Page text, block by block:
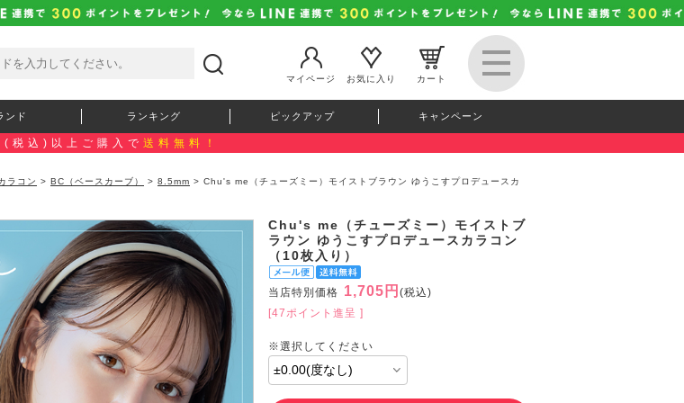
マイページ
お気に入り カート
ンド ランキング ピックアップ キャンペーン
込)以上ご購入で 送料無料！
ラコン > BC（ベースカーブ） > 8.5mm > Chu's me（チューズミー）モイストブラウン ゆうこすプロデュースカ
Chu's me（チューズミー）モイストブ
ラウン ゆうこすプロデュースカラコン
（10枚入り）
当店特別価格 1,705円 (税込)
[47ポイント進呈 ]